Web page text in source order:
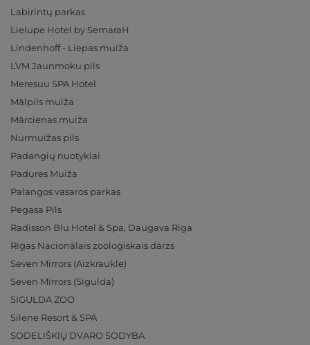
Labirintų parkas
Lielupe Hotel by SemaraH
Lindenhoff - Liepas muiža
LVM Jaunmoku pils
Meresuu SPA Hotel
Mālpils muiža
Mārcienas muiža
Nurmuižas pils
Padangių nuotykiai
Padures Muiža
Palangos vasaros parkas
Pegasa Pils
Radisson Blu Hotel & Spa, Daugava Riga
Rīgas Nacionālais zooloģiskais dārzs
Seven Mirrors (Aizkraukle)
Seven Mirrors (Sigulda)
SIGULDA ZOO
Silene Resort & SPA
SODELIŠKIŲ DVARO SODYBA